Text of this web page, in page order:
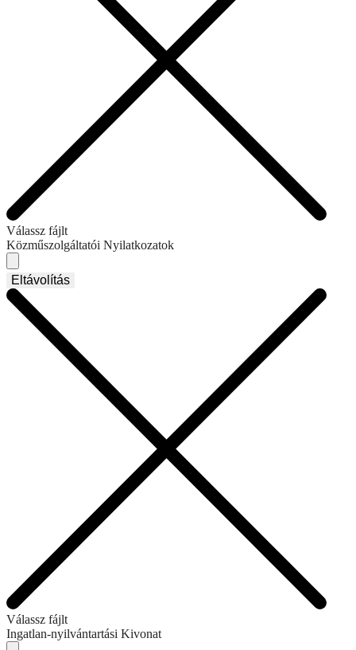
Válassz fájlt
Közműszolgáltatói Nyilatkozatok
Eltávolítás
Válassz fájlt
Ingatlan-nyilvántartási Kivonat